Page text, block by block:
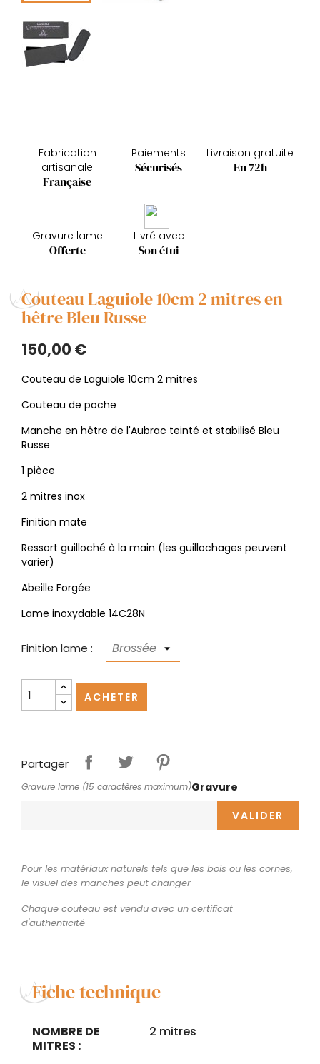
Fabrication
artisanale
Française
Paiements
Sécurisés
Livraison gratuite
En 72h
Gravure lame
Offerte
Livré avec
Son étui
Couteau Laguiole 10cm 2 mitres en
hêtre Bleu Russe
150,00 €
Couteau de Laguiole 10cm 2 mitres
Couteau de poche
Manche en hêtre de l'Aubrac teinté et stabilisé Bleu
Russe
1 pièce
2 mitres inox
Finition mate
Ressort guilloché à la main (les guillochages peuvent
varier)
Abeille Forgée
Lame inoxydable 14C28N
Finition lame :
ACHETER
Partager
Gravure
Gravure lame (15 caractères maximum)
VALIDER
Pour les matériaux naturels tels que les bois ou les cornes,
le visuel des manches peut changer
Chaque couteau est vendu avec un certificat
d'authenticité
Fiche technique
NOMBRE DE
MITRES :
2 mitres